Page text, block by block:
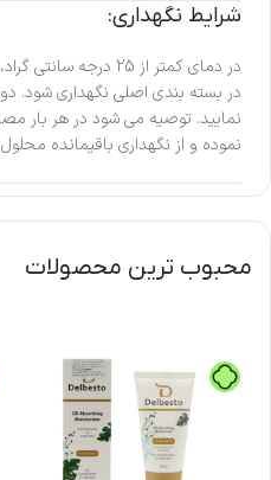
شرایط نگهداری:
در دمای کمتر از 25
در بسته بندی اصلی نگهداری شود.
نمایید. توصیه می شود در هر بار
نموده و از نگهداری باقیمانده
محبوب ترین محصولات